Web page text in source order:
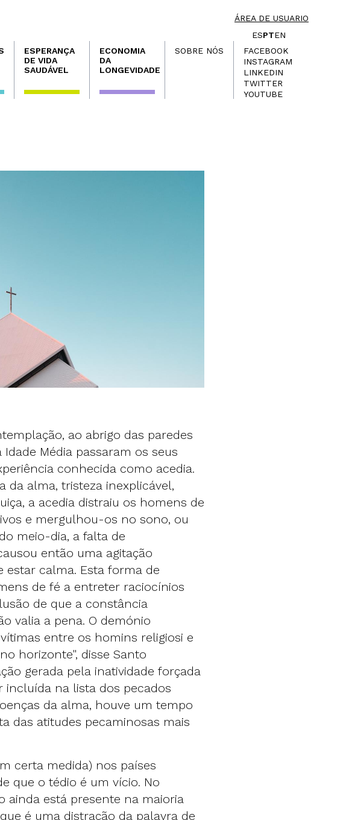
ÁREA DE USUARIO
ESPTEN
ESPERANÇA
DE VIDA
SAUDÁVEL
ECONOMIA
DA
LONGEVIDADE
SOBRE NÓS
FACEBOOK
INSTAGRAM
LINKEDIN
TWITTER
YOUTUBE
ao abrigo das paredes
Média passaram os seus
conhecida como acedia.
da alma, tristeza inexplicável,
a acedia distraiu os homens de
e mergulhou-os no sono, ou
meio-dia, a falta de
então uma agitação
estar calma. Esta forma de
de fé a entreter raciocínios
de que a constância
valia a pena. O demónio
entre os homins religiosi e
horizonte", disse Santo
gerada pela inatividade forçada
incluída na lista dos pecados
da alma, houve um tempo
das atitudes pecaminosas mais
certa medida) nos países
que o tédio é um vício. No
ainda está presente na maioria
é uma distração da palavra de